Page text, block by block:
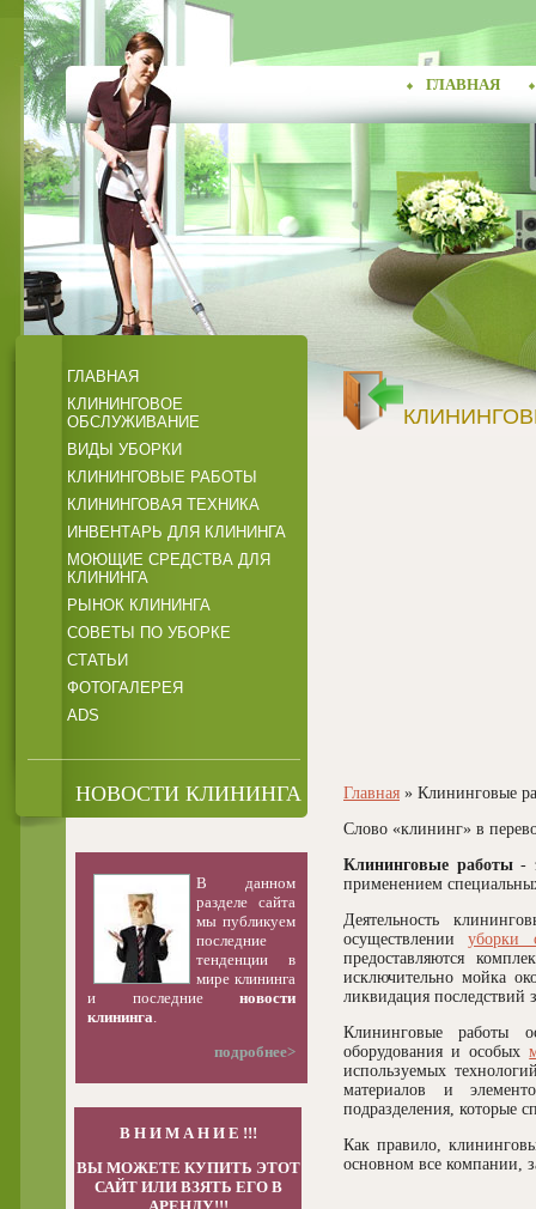
ГЛАВНАЯ
ГЛАВНАЯ
КЛИНИНГОВОЕ
ОБСЛУЖИВАНИЕ
ВИДЫ УБОРКИ
КЛИНИНГОВЫЕ РАБОТЫ
КЛИНИНГОВАЯ ТЕХНИКА
ИНВЕНТАРЬ ДЛЯ КЛИНИНГА
МОЮЩИЕ СРЕДСТВА ДЛЯ
КЛИНИНГА
РЫНОК КЛИНИНГА
СОВЕТЫ ПО УБОРКЕ
СТАТЬИ
ФОТОГАЛЕРЕЯ
ADS
НОВОСТИ КЛИНИНГА
В данном
разделе сайта
мы публикуем
последние
тенденции в
мире клининга
и последние новости
клининга.
подробнее>
В Н И М А Н И Е !!!
ВЫ МОЖЕТЕ КУПИТЬ ЭТОТ
САЙТ ИЛИ ВЗЯТЬ ЕГО В
Главная » Клининговые
Слово «клининг» в
Клининговые работы-
применением
Деятельность
осуществленииуборки
предоставляются
исключительно мойка
ликвидация последствий
Клининговые работы
оборудования и особых
используемых
материалов и
подразделения, которые
Как правило,
основном все компании,